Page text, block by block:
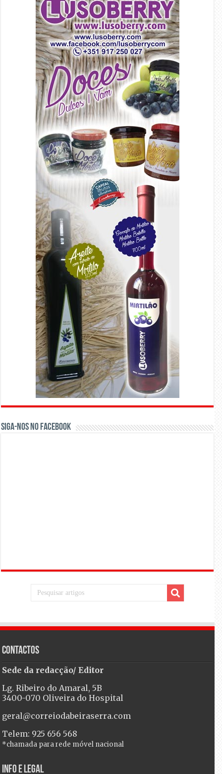
Siga-nos no Facebook
Contactos
Sede da redacção/ Editor
Lg. Ribeiro do Amaral, 5B
3400-070 Oliveira do Hospital
geral@correiodabeiraserra.com
Telem: 925 656 568
*chamada para rede móvel nacional
Info e Legal